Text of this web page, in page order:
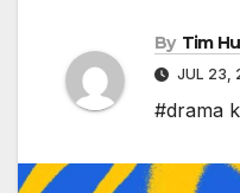
By Tim
JUL 23,
#drama